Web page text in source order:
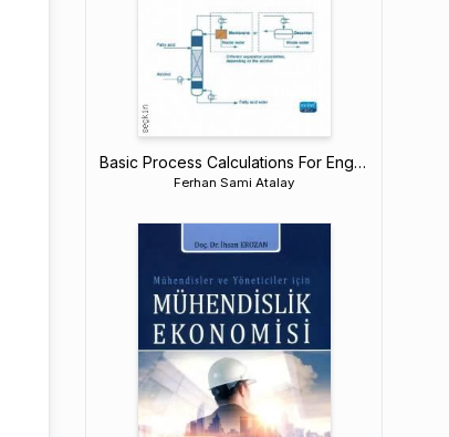
Basic Process Calculations For Engineers
Ferhan Sami Atalay